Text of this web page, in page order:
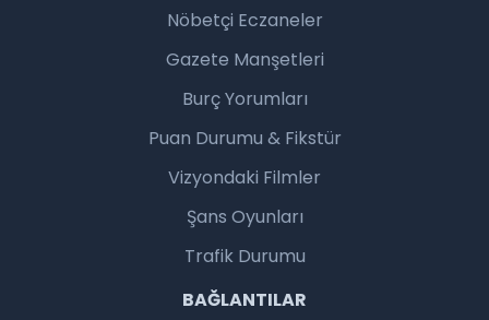
Nöbetçi Eczaneler
Gazete Manşetleri
Burç Yorumları
Puan Durumu & Fikstür
Vizyondaki Filmler
Şans Oyunları
Trafik Durumu
BAĞLANTILAR